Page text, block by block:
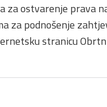
ostvarenje prava
za podnošenje
stranicu